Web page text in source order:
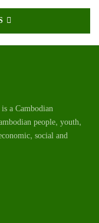
a Cambodian
people, youth,
social and